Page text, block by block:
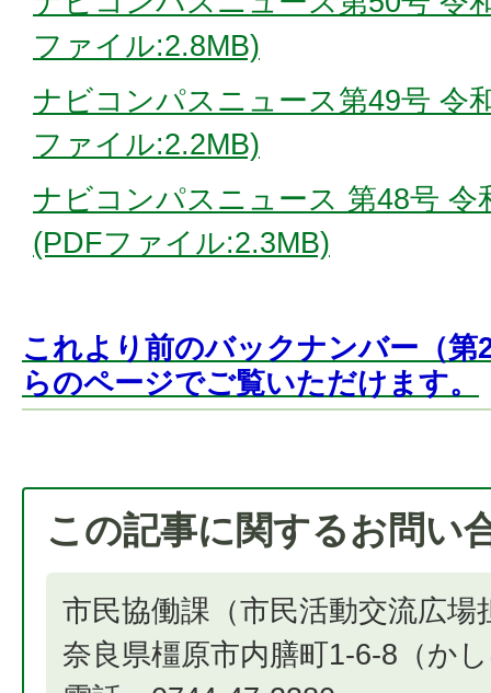
ファイル:2.8MB)
ナビコンパスニュース第49号 令
ファイル:2.2MB)
ナビコンパスニュース 第48号 令
(PDFファイル:2.3MB)
これより前のバックナンバー（第
らのページでご覧いただけます。
この記事に関するお問い
市民協働課（市民活動交流広場
奈良県橿原市内膳町1-6-8（か